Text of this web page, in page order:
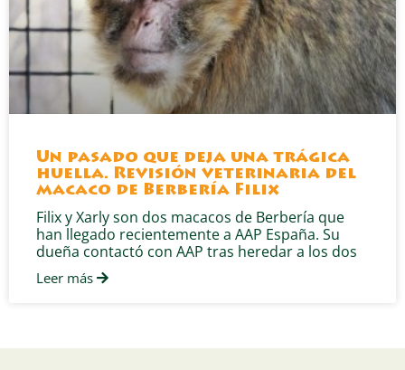
Un pasado que deja una trágica
huella. Revisión veterinaria del
macaco de Berbería Filix
Filix y Xarly son dos macacos de Berbería que
han llegado recientemente a AAP España. Su
dueña contactó con AAP tras heredar a los dos
Leer más